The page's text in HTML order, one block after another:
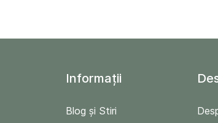
Informații
Blog și Stiri